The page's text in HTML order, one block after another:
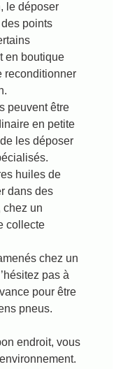
le déposer
points
en boutique
reconditionner
peuvent être
en petite
les déposer
huiles de
dans des
chez un
collecte
chez un
pas à
pour être
pneus.
endroit, vous